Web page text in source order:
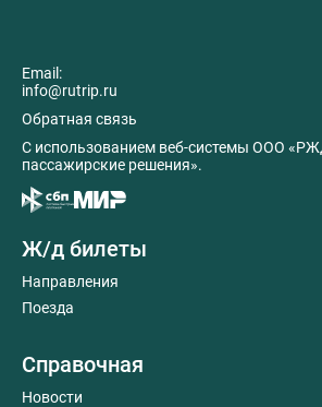
Email:
info@rutrip.ru
Обратная связь
C использованием веб-системы ООО
пассажирские решения».
Ж/д билеты
Направления
Поезда
Справочная
Новости